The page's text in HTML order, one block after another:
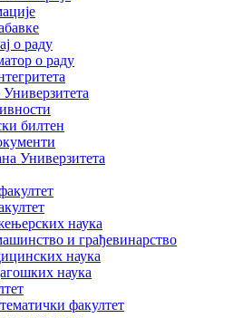
о раду
о раду
билтен
Универзитета
наука
и грађевинарство
наука
наука
факултет